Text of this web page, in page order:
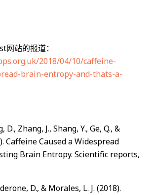
站的报道：
2018/04/10/caffeine-
brain-entropy-and-thats-a-
D., Zhang, J., Shang, Y., Ge, Q., &
Caffeine Caused a Widespread
Brain Entropy. Scientific reports,
D., & Morales, L. J. (2018).